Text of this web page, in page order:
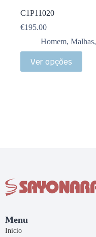
C1P11020
€195.00
Homem, Malhas,
Ver opções
Menu
Início